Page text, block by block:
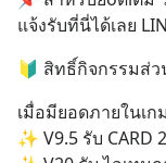
แจ้งรับที่นี่ได้เลย
🔰 สิทธิ์กิจกรรมส่ว
เมื่อมียอดภายในเ
✨ V9.5 รับ CARD